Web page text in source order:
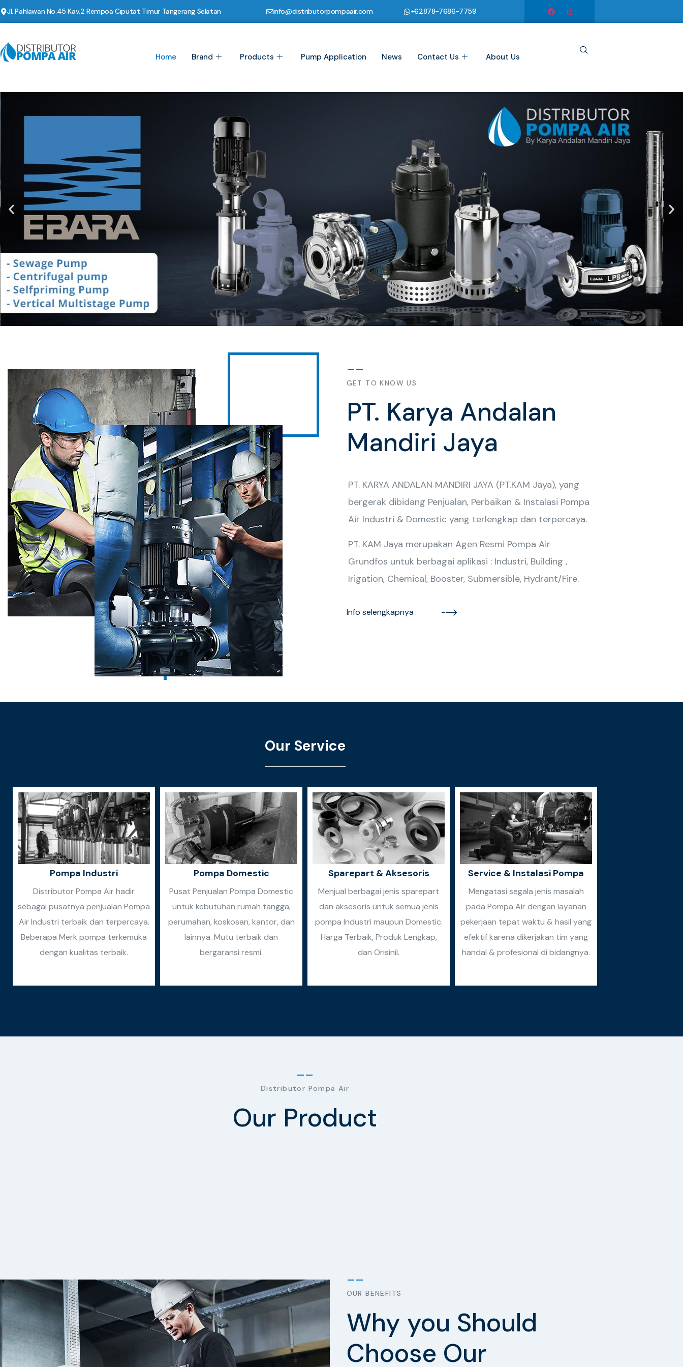
Jl. Pahlawan No.45 Kav.2 Rempoa Ciputat Timur Tangerang Selatan info@distributorpompaair.com +62878-7686-7759
Home Brand Products Pump Application News Contact Us About Us
GET TO KNOW US
PT. Karya Andalan
Mandiri Jaya
PT. KARYA ANDALAN MANDIRI JAYA (PT.KAM Jaya), yang
bergerak dibidang Penjualan, Perbaikan & Instalasi Pompa
Air Industri & Domestic yang terlengkap dan terpercaya.
PT. KAM Jaya merupakan Agen Resmi Pompa Air
Grundfos untuk berbagai aplikasi : Industri, Building ,
Irigation, Chemical, Booster, Submersible, Hydrant/Fire.
Info selengkapnya
Our Service
Pompa Industri
Distributor Pompa Air hadir
sebagai pusatnya penjualan Pompa
Air Industri terbaik dan terpercaya.
Beberapa Merk pompa terkemuka
dengan kualitas terbaik.
Pompa Domestic
Pusat Penjualan Pompa Domestic
untuk kebutuhan rumah tangga,
perumahan, koskosan, kantor, dan
lainnya. Mutu terbaik dan
bergaransi resmi.
Sparepart & Aksesoris
Menjual berbagai jenis sparepart
dan aksesoris untuk semua jenis
pompa Industri maupun Domestic.
Harga Terbaik, Produk Lengkap,
dan Orisinil.
Service & Instalasi Pompa
Mengatasi segala jenis masalah
pada Pompa Air dengan layanan
pekerjaan tepat waktu & hasil yang
efektif karena dikerjakan tim yang
handal & profesional di bidangnya.
Distributor Pompa Air
Our Product
OUR BENEFITS
Why you Should
Choose Our